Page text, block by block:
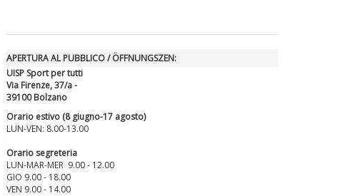
prosegue anche in estate
Fondazione Terzjus: prima riunione
APERTURA AL PUBBLICO / ÖFFNUNGSZEN:
UISP Sport per tutti
Via Firenze, 37/a -
39100 Bolzano
Orario estivo (8 giugno-17 agosto)
LUN-VEN: 8.00-13.00
Orario segreteria
LUN-MAR-MER 9.00 - 12.00
GIO 9.00 - 18.00
VEN 9.00 - 14.00